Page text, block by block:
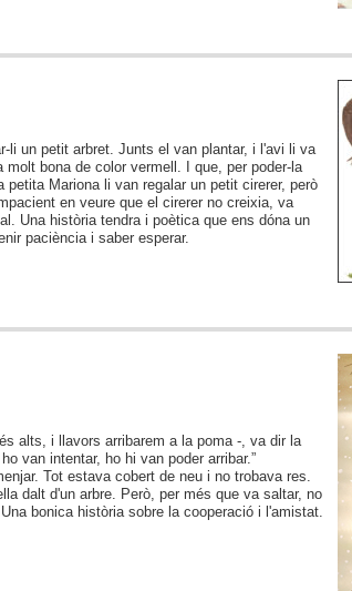
li un petit arbret. Junts el van plantar, i l'avi li va
bona de color vermell. I que, per poder-la
petita Mariona li van regalar un petit cirerer, però
en veure que el cirerer no creixia, va
Una història tendra i poètica que ens dóna un
paciència i saber esperar.
alts, i llavors arribarem a la poma -, va dir la
van intentar, ho hi van poder arribar.”
Tot estava cobert de neu i no trobava res.
dalt d'un arbre. Però, per més que va saltar, no
bonica història sobre la cooperació i l'amistat.